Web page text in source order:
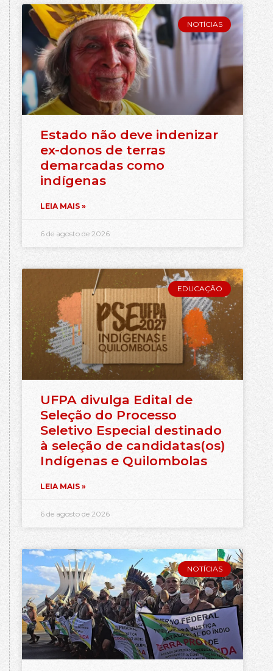
NOTÍCIAS
Estado não deve indenizar
ex-donos de terras
demarcadas como
indígenas
LEIA MAIS »
6 de agosto de 2026
EDUCAÇÃO
UFPA divulga Edital de
Seleção do Processo
Seletivo Especial destinado
à seleção de candidatas(os)
Indígenas e Quilombolas
LEIA MAIS »
6 de agosto de 2026
NOTÍCIAS